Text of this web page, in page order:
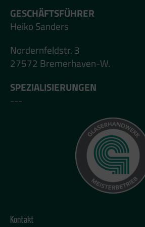
GESCHÄFTSFÜHRER
Heiko Sanders
Nordernfeldstr. 3
27572 Bremerhaven-W.
SPEZIALISIERUNGEN
---
Kontakt